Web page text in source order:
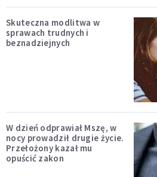
Skuteczna modlitwa w
sprawach trudnych i
beznadziejnych
W dzień odprawiał Mszę, w
nocy prowadził drugie życie.
Przełożony kazał mu
opuścić zakon